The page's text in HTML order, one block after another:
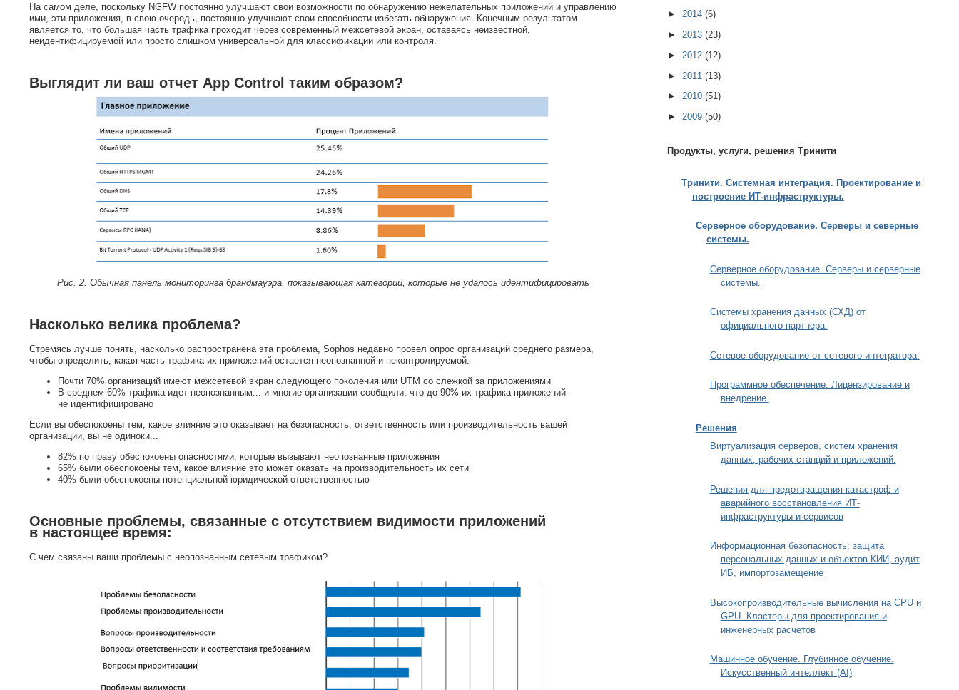
На самом деле, поскольку NGFW постоянно улучшают свои возможности по обнаружению нежелательных приложений и управлению
ими, эти приложения, в свою очередь, постоянно улучшают свои способности избегать обнаружения. Конечным результатом
является то, что большая часть трафика проходит через современный межсетевой экран, оставаясь неизвестной,
неидентифицируемой или просто слишком универсальной для классификации или контроля.
Выглядит ли ваш отчет App Control таким образом?
Рис. 2. Обычная панель мониторинга брандмауэра, показывающая категории, которые не удалось идентифицировать
Насколько велика проблема?
Стремясь лучше понять, насколько распространена эта проблема, Sophos недавно провел опрос организаций среднего размера,
чтобы определить, какая часть трафика их приложений остается неопознанной и неконтролируемой:
Почти 70% организаций имеют межсетевой экран следующего поколения или UTM со слежкой за приложениями
В среднем 60% трафика идет неопознанным... и многие организации сообщили, что до 90% их трафика приложений
не идентифицировано
Если вы обеспокоены тем, какое влияние это оказывает на безопасность, ответственность или производительность вашей
организации, вы не одиноки...
82% по праву обеспокоены опасностями, которые вызывают неопознанные приложения
65% были обеспокоены тем, какое влияние это может оказать на производительность их сети
40% были обеспокоены потенциальной юридической ответственностью
Основные проблемы, связанные с отсутствием видимости приложений
в настоящее время:
С чем связаны ваши проблемы с неопознанным сетевым трафиком?
► 2014 (6)
► 2013 (23)
► 2012 (12)
► 2011 (13)
► 2010 (51)
► 2009 (50)
Продукты, услуги, решения Тринити
Тринити. Системная интеграция. Проектирование и
построение ИТ-инфраструктуры.
Серверное оборудование. Серверы и северные
системы.
Серверное оборудование. Серверы и серверные
системы.
Системы хранения данных (СХД) от
официального партнера.
Сетевое оборудование от сетевого интегратора.
Программное обеспечение. Лицензирование и
внедрение.
Решения
Виртуализация серверов, систем хранения
данных, рабочих станций и приложений.
Решения для предотвращения катастроф и
аварийного восстановления ИТ-
инфраструктуры и сервисов
Информационная безопасность: защита
персональных данных и объектов КИИ, аудит
ИБ, импортозамещение
Высокопроизводительные вычисления на CPU и
GPU. Кластеры для проектирования и
инженерных расчетов
Машинное обучение. Глубинное обучение.
Искусственный интеллект (AI)